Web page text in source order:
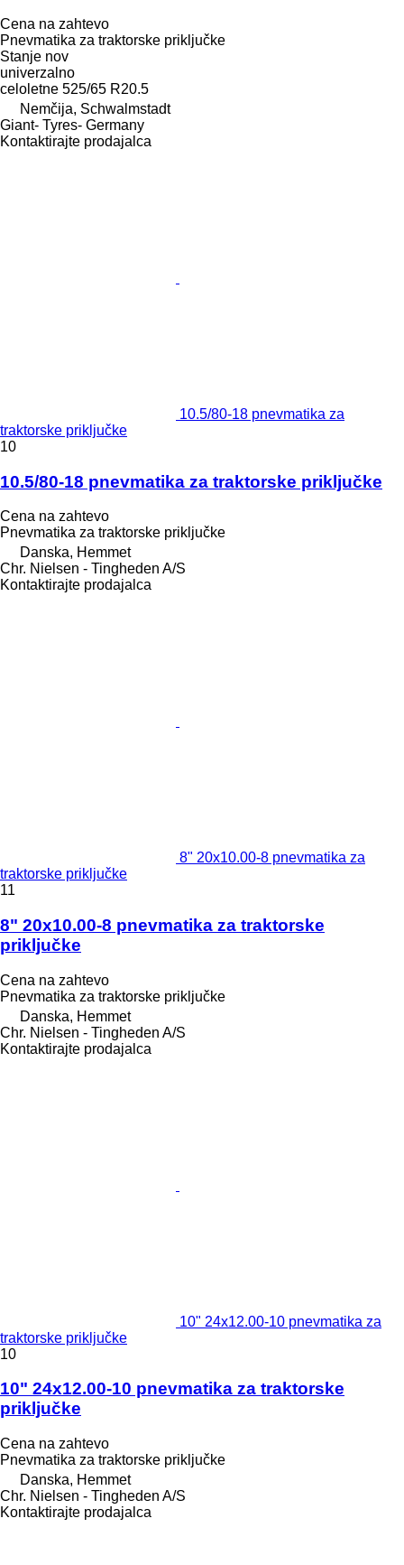
Cena na zahtevo
Pnevmatika za traktorske priključke
Stanje nov
univerzalno
celoletne 525/65 R20.5
Nemčija, Schwalmstadt
Giant- Tyres- Germany
Kontaktirajte prodajalca
10.5/80-18 pnevmatika za
traktorske priključke
10
10.5/80-18 pnevmatika za traktorske priključke
Cena na zahtevo
Pnevmatika za traktorske priključke
Danska, Hemmet
Chr. Nielsen - Tingheden A/S
Kontaktirajte prodajalca
8" 20x10.00-8 pnevmatika za
traktorske priključke
11
8" 20x10.00-8 pnevmatika za traktorske
priključke
Cena na zahtevo
Pnevmatika za traktorske priključke
Danska, Hemmet
Chr. Nielsen - Tingheden A/S
Kontaktirajte prodajalca
10" 24x12.00-10 pnevmatika za
traktorske priključke
10
10" 24x12.00-10 pnevmatika za traktorske
priključke
Cena na zahtevo
Pnevmatika za traktorske priključke
Danska, Hemmet
Chr. Nielsen - Tingheden A/S
Kontaktirajte prodajalca